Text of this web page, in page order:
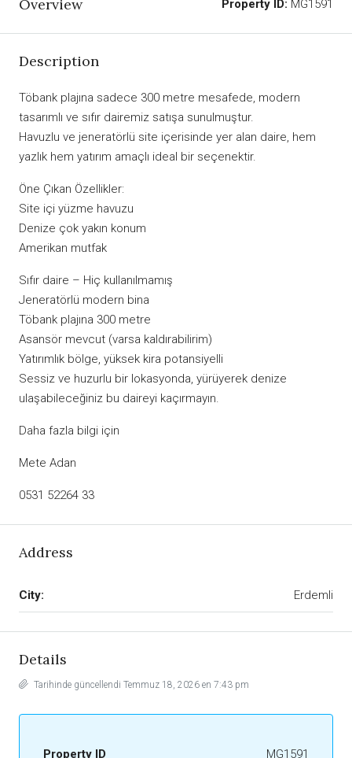
Overview Property ID: MG1591
Description
Töbank plajına sadece 300 metre mesafede, modern
tasarımlı ve sıfır dairemiz satışa sunulmuştur.
Havuzlu ve jeneratörlü site içerisinde yer alan daire, hem
yazlık hem yatırım amaçlı ideal bir seçenektir.
Öne Çıkan Özellikler:
Site içi yüzme havuzu
Denize çok yakın konum
Amerikan mutfak
Sıfır daire – Hiç kullanılmamış
Jeneratörlü modern bina
Töbank plajına 300 metre
Asansör mevcut (varsa kaldırabilirim)
Yatırımlık bölge, yüksek kira potansiyelli
Sessiz ve huzurlu bir lokasyonda, yürüyerek denize
ulaşabileceğiniz bu daireyi kaçırmayın.
Daha fazla bilgi için
Mete Adan
0531 52264 33
Address
City: Erdemli
Details
Tarihinde güncellendi Temmuz 18, 2026 en 7:43 pm
Property ID MG1591